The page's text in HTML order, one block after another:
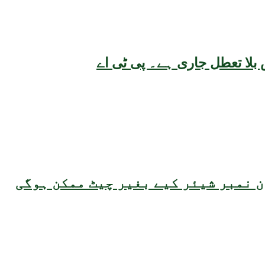
تعطل جاری ہے۔ پی ٹی اے
نمبر شیئر کیے بغیر چیٹ ممکن ہوگی